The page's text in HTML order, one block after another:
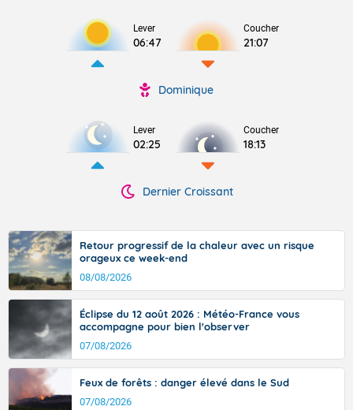
Lever
06:47
Coucher
21:07
Dominique
Lever
02:25
Coucher
18:13
Dernier Croissant
Retour progressif de la chaleur avec un risque
orageux ce week-end
08/08/2026
Éclipse du 12 août 2026 : Météo-France vous
accompagne pour bien l'observer
07/08/2026
Feux de forêts : danger élevé dans le Sud
07/08/2026